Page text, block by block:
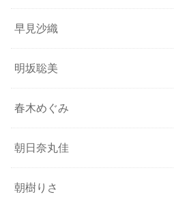
早見沙織
明坂聡美
春木めぐみ
朝日奈丸佳
朝樹りさ